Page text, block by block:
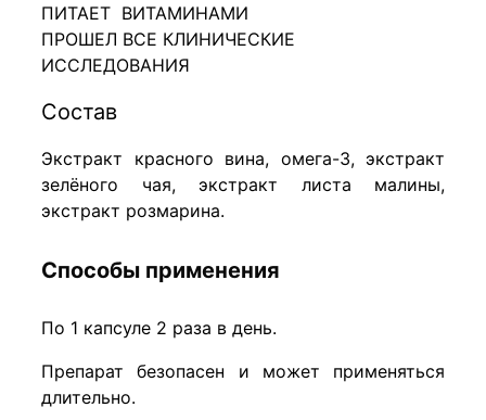
ПИТАЕТ ВИТАМИНАМИ
ПРОШЕЛ ВСЕ КЛИНИЧЕСКИЕ
ИССЛЕДОВАНИЯ
Состав
Экстракт красного вина, омега-3, экстракт
зелёного чая, экстракт листа малины,
экстракт розмарина.
Способы применения
По 1 капсуле 2 раза в день.
Препарат безопасен и может применяться
длительно.